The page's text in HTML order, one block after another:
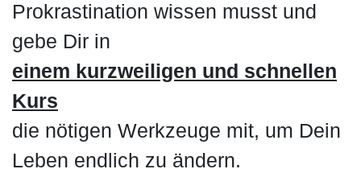
Prokrastination wissen musst und
gebe Dir in
einem kurzweiligen und schnellen
Kurs
die nötigen Werkzeuge mit, um Dein
Leben endlich zu ändern.